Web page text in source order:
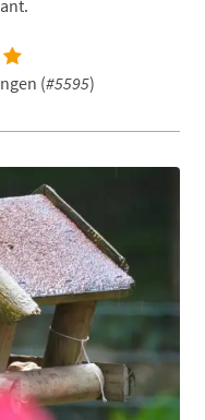
(#5595)